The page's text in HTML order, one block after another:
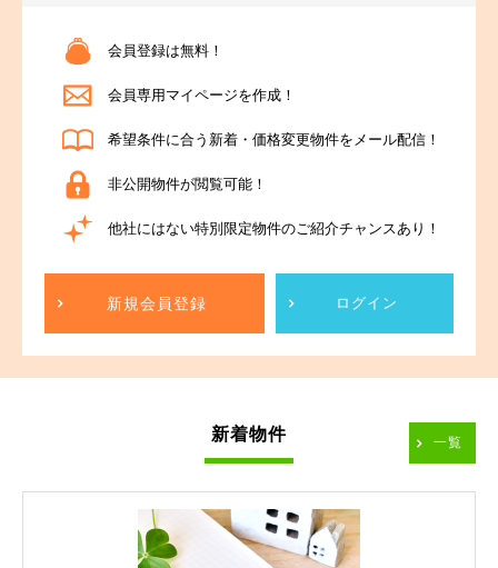
会員登録は無料！
会員専用マイページを作成！
希望条件に合う新着・価格変更物件をメール配信！
非公開物件が閲覧可能！
他社にはない特別限定物件のご紹介チャンスあり！
新規会員登録 ログイン
新着物件 一覧